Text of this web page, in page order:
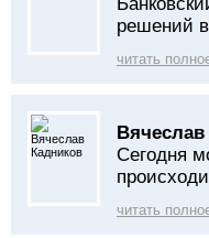
решений
читать
Сегодня
читать